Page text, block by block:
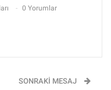
0 Yorumlar
SONRAKI MESAJ